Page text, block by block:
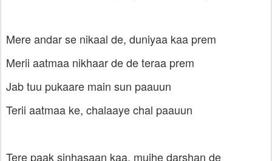
Mere andar se nikaal de, duniyaa kaa prem
Merii aatmaa nikhaar de de teraa prem
Jab tuu pukaare main sun paauun
Terii aatmaa ke, chalaaye chal paauun
Tere paak sinhasaan kaa, mujhe darshan de